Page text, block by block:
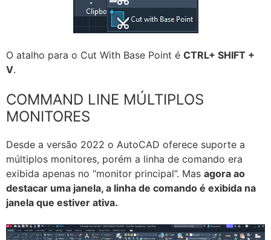
O atalho para o Cut With Base Point é CTRL+ SHIFT +
V.
COMMAND LINE MÚLTIPLOS
MONITORES
Desde a versão 2022 o AutoCAD oferece suporte a
múltiplos monitores, porém a linha de comando era
exibida apenas no “monitor principal”. Mas agora ao
destacar uma janela, a linha de comando é exibida na
janela que estiver ativa.